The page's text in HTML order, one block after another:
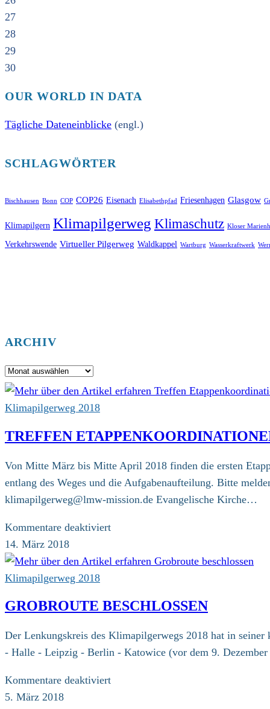
27
28
29
30
OUR WORLD IN DATA
Tägliche Dateneinblicke (engl.)
SCHLAGWÖRTER
Bischhausen Bonn COP COP26 Eisenach Elisabethpfad Friesenhagen Glasgow
Klimapilgern Klimapilgerweg Klimaschutz Kloser
Verkehrswende Virtueller Pilgerweg Waldkappel Wartburg Wasserkraftwerk
ARCHIV
Archiv
Klimapilgerweg 2018
TREFFEN
Von Mitte März bis Mitte April 2018 finden die ersten
entlang des Weges und die Aufgabenaufteilung. Bitte
klimapilgerweg@lmw-mission.de Evangelische Kirche…
Kommentare deaktiviertfür
Etappenkoordinationen
14. März 2018
Klimapilgerweg 2018
GROBROUTE BESCHLOSSEN
Der Lenkungskreis des Klimapilgerwegs 2018 hat in
- Halle - Leipzig - Berlin - Katowice (vor dem 9. Dezember
Kommentare deaktiviertfür
5. März 2018